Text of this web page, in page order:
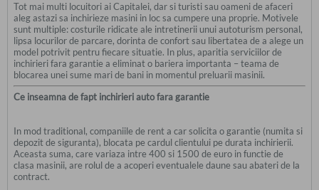
Tot mai multi locuitori ai Capitalei, dar si turisti sau oameni de afaceri
aleg astazi sa inchirieze masini in loc sa cumpere una proprie. Motivele
sunt multiple: costurile ridicate ale intretinerii unui autoturism personal,
lipsa locurilor de parcare, dorinta de confort sau libertatea de a alege un
model potrivit pentru fiecare situatie. In plus, aparitia serviciilor de
inchirieri fara garantie a eliminat o bariera importanta – teama de
blocarea unei sume mari de bani in momentul preluarii masinii.
Ce inseamna de fapt inchirieri auto fara garantie
In mod traditional, companiile de rent a car solicita o garantie (numita si
depozit de siguranta), blocata pe cardul clientului pe durata inchirierii.
Aceasta suma, care variaza intre 400 si 1500 de euro in functie de
clasa masinii, are rolul de a acoperi eventualele daune sau abateri de la
contract.